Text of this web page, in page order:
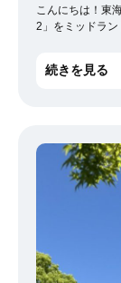
こんにちは！東海支社です！ この前
2」をミッドラ
作品ですね
期待
が代わる代
もう1
日映画デーはと
続きを見る